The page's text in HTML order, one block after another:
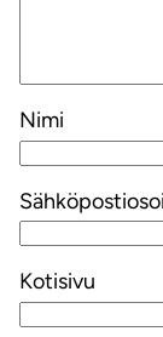
Nimi
Kotisivu